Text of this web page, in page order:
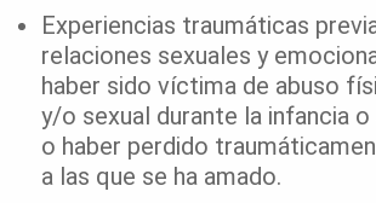
Experiencias traumáticas
relaciones sexuales y
haber sido víctima de abuso
y/o sexual durante la infancia
o haber perdido
a las que se ha amado.